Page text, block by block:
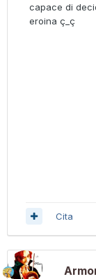
capace di
eroina ç_ç
Cita